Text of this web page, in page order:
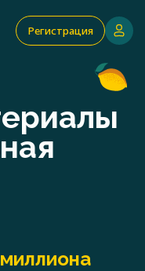
Регистрация
миллиона